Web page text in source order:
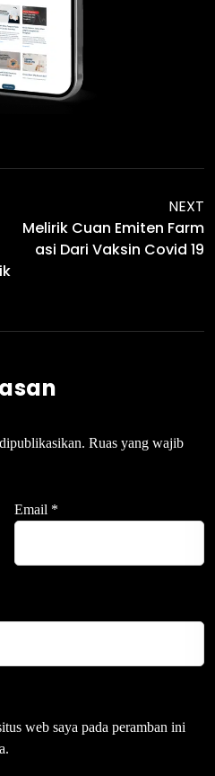
NEXT
Melirik Cuan Emiten Farm
Asi Dari Vaksin Covid 19
Ruas yang wajib
Email *
web saya pada peramban ini